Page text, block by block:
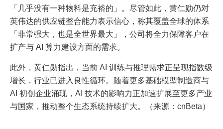
「几乎没有一种物料是充裕的」。尽管如此，黄仁勋仍对
英伟达的供应链整合能力表示信心，称其覆盖全球的体系
「非常强大，也是全世界最大」，公司将全力保障客户在
扩产与 AI 算力建设方面的需求。
此外，黄仁勋指出，当前 AI 训练与推理需求正呈现指数级
增长，行业已进入良性循环。随着更多基础模型制造商与
AI 初创企业涌现，AI 技术的影响力正加速扩展至更多产业
与国家，推动整个生态系统持续扩大。（来源：cnBeta）